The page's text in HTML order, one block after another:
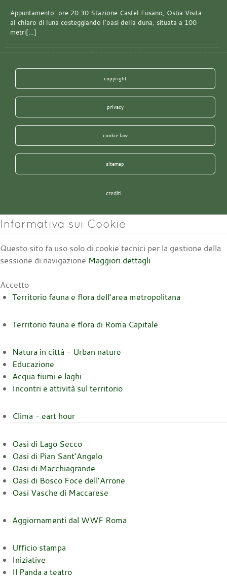
Appuntamento: ore 20.30 Stazione Castel Fusano, Ostia Visita
al chiaro di luna costeggiando l’oasi della duna, situata a 100
metri[…]
copyright
privacy
cookie law
sitemap
crediti
Informativa sui Cookie
Questo sito fa uso solo di cookie tecnici per la gestione della
sessione di navigazione Maggiori dettagli
Accetto
Territorio fauna e flora dell’area metropolitana
Territorio fauna e flora di Roma Capitale
Natura in città - Urban nature
Educazione
Acqua fiumi e laghi
Incontri e attività sul territorio
Clima - eart hour
Oasi di Lago Secco
Oasi di Pian Sant’Angelo
Oasi di Macchiagrande
Oasi di Bosco Foce dell’Arrone
Oasi Vasche di Maccarese
Aggiornamenti dal WWF Roma
Ufficio stampa
Iniziative
Il Panda a teatro